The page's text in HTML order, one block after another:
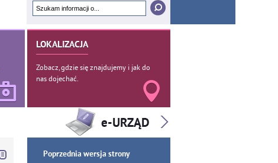
LOKALIZACJA
Zobacz, gdzie się znajdujemy i jak do
nas dojechać.
Poprzednia wersja strony